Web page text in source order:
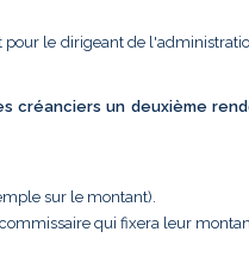
le dirigeant de
créanciers un deuxième
sur le montant).
qui fixera leur